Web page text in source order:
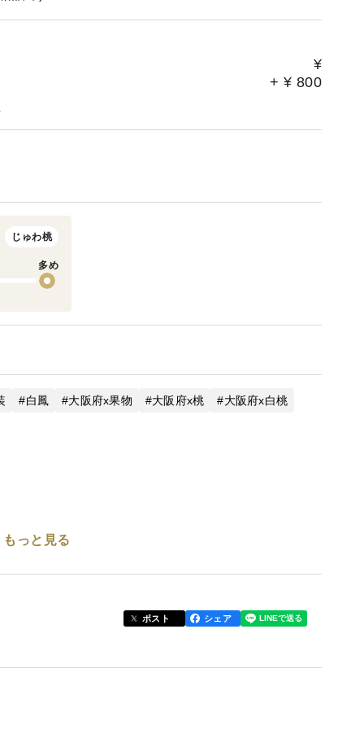
¥
+ ¥ 800
じゅわ桃
多め
白鳳 大阪府x果物 大阪府x桃
大阪府x白桃
す。皮汚れや、スリ傷、当たり、黒点が有ります
もっと見る
ポスト シェア